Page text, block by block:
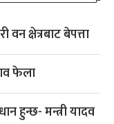
क्षेत्रबाट बेपत्ता
फेला
हुन्छ- मन्त्री यादव